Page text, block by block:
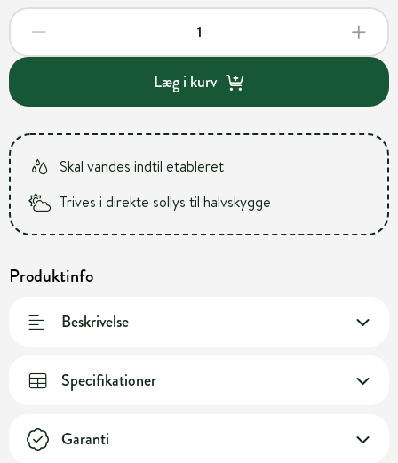
Læg i kurv
Skal vandes indtil etableret
Trives i direkte sollys til halvskygge
Produktinfo
Beskrivelse
Specifikationer
Garanti